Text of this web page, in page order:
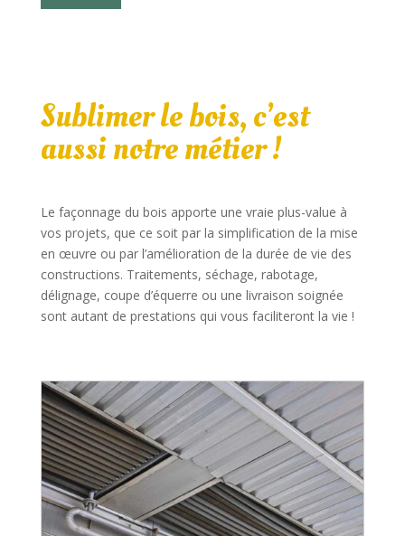
Sublimer le bois, c’est
aussi notre métier !
Le façonnage du bois apporte une vraie plus-value à
vos projets, que ce soit par la simplification de la mise
en œuvre ou par l’amélioration de la durée de vie des
constructions. Traitements, séchage, rabotage,
délignage, coupe d’équerre ou une livraison soignée
sont autant de prestations qui vous faciliteront la vie !